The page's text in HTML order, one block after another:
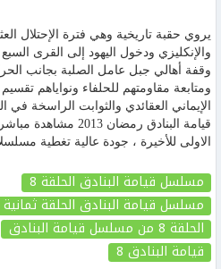
يروي حقبة تاريخية وهي فترة الإحتلال
والإنكليزي ودخول اليهود إلى القرى
ومتابعة مقاومتهم للحلفاء ونواياهم
الإيماني العقائدي والثوابت الراسخة
قيامة البنادق رمضان
الاولى للأخيرة ، جودة عالية تغطية مسلسلات رمضان
مسلسل قيامة البنادق الحلقة 8
مسلسل قيامة البنادق الحلقة ثمانية
الحلقة 8
من مسلسل قيامة البنادق
قيامة البنادق 8